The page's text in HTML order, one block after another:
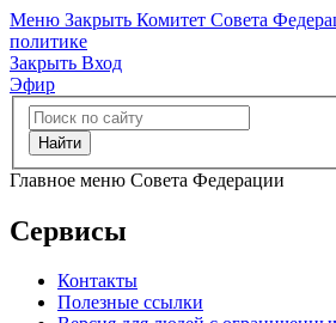
Меню Закрыть Комитет Совета
политике
Закрыть Вход
Эфир
Найти
Главное меню Совета Федерации
Сервисы
Контакты
Полезные ссылки